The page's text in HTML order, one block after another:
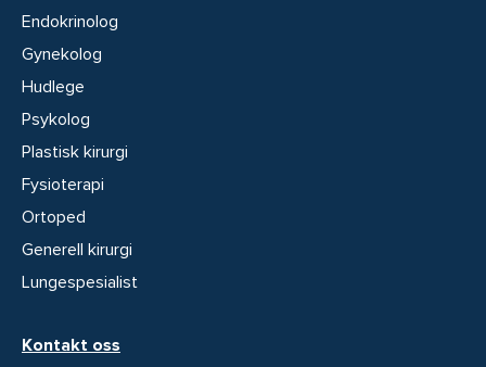
Endokrinolog
Gynekolog
Hudlege
Psykolog
Plastisk kirurgi
Fysioterapi
Ortoped
Generell kirurgi
Lungespesialist
Kontakt oss